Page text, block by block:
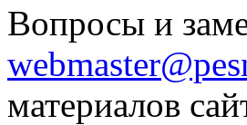
Вопросы и
материалов